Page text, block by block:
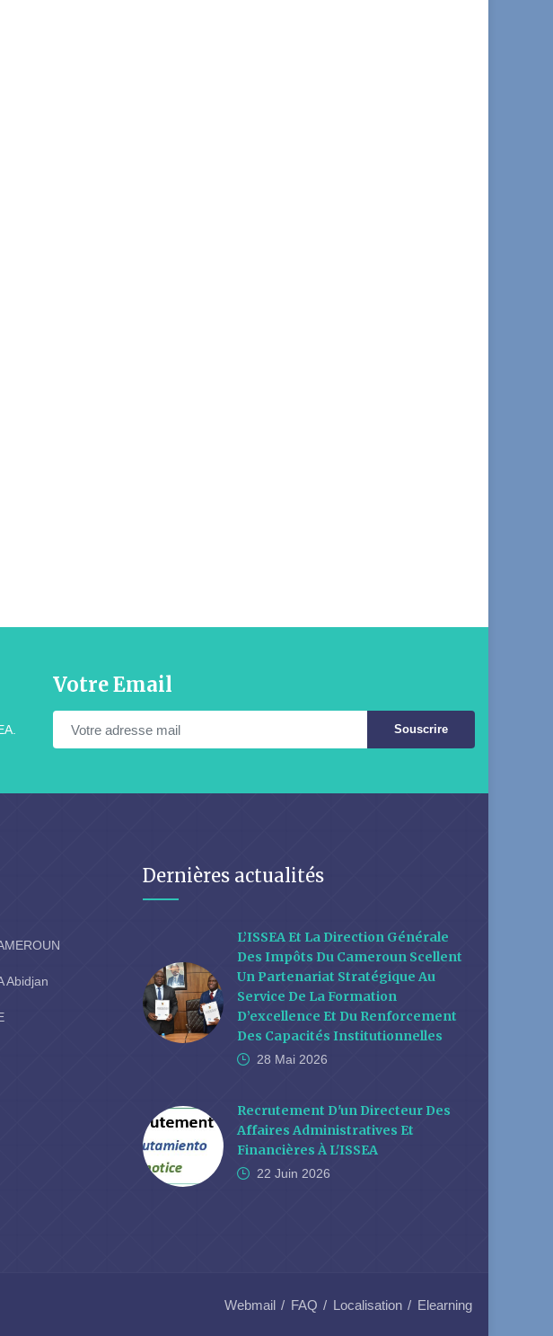
Votre Email
Souscrire
Abidjan
Dernières actualités
L’ISSEA Et La Direction Générale
Des Impôts Du Cameroun Scellent
Un Partenariat Stratégique Au
Service De La Formation
D’excellence Et Du Renforcement
Des Capacités Institutionnelles
28 Mai 2026
Recrutement D'un Directeur Des
Affaires Administratives Et
Financières À L'ISSEA
22 Juin 2026
Webmail FAQ Localisation Elearning